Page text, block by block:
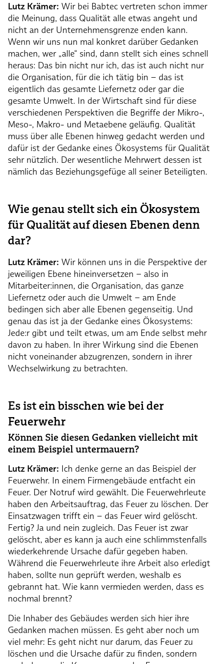
Lutz Krämer: Wir bei Babtec vertreten schon immer
die Meinung, dass Qualität alle etwas angeht und
nicht an der Unternehmensgrenze enden kann.
Wenn wir uns nun mal konkret darüber Gedanken
machen, wer „alle“ sind, dann stellt sich eines schnell
heraus: Das bin nicht nur ich, das ist auch nicht nur
die Organisation, für die ich tätig bin – das ist
eigentlich das gesamte Liefernetz oder gar die
gesamte Umwelt. In der Wirtschaft sind für diese
verschiedenen Perspektiven die Begriffe der Mikro-,
Meso-, Makro- und Metaebene geläufig. Qualität
muss über alle Ebenen hinweg gedacht werden und
dafür ist der Gedanke eines Ökosystems für Qualität
sehr nützlich. Der wesentliche Mehrwert dessen ist
nämlich das Beziehungsgefüge all seiner Beteiligten.
Wie genau stellt sich ein Ökosystem
für Qualität auf diesen Ebenen denn
dar?
Lutz Krämer: Wir können uns in die Perspektive der
jeweiligen Ebene hineinversetzen – also in
Mitarbeiter:innen, die Organisation, das ganze
Liefernetz oder auch die Umwelt – am Ende
bedingen sich aber alle Ebenen gegenseitig. Und
genau das ist ja der Gedanke eines Ökosystems:
Jede:r gibt und teilt etwas, um am Ende selbst mehr
davon zu haben. In ihrer Wirkung sind die Ebenen
nicht voneinander abzugrenzen, sondern in ihrer
Wechselwirkung zu betrachten.
Es ist ein bisschen wie bei der
Feuerwehr
Können Sie diesen Gedanken vielleicht mit
einem Beispiel untermauern?
Lutz Krämer: Ich denke gerne an das Beispiel der
Feuerwehr. In einem Firmengebäude entfacht ein
Feuer. Der Notruf wird gewählt. Die Feuerwehrleute
haben den Arbeitsauftrag, das Feuer zu löschen. Der
Einsatzwagen trifft ein – das Feuer wird gelöscht.
Fertig? Ja und nein zugleich. Das Feuer ist zwar
gelöscht, aber es kann ja auch eine schlimmstenfalls
wiederkehrende Ursache dafür gegeben haben.
Während die Feuerwehrleute ihre Arbeit also erledigt
haben, sollte nun geprüft werden, weshalb es
gebrannt hat. Wie kann vermieden werden, dass es
nochmal brennt?
Die Inhaber des Gebäudes werden sich hier ihre
Gedanken machen müssen. Es geht aber noch um
viel mehr: Es geht nicht nur darum, das Feuer zu
löschen und die Ursache dafür zu finden, sondern